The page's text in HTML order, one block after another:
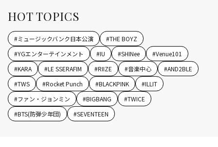
HOT TOPICS
#ミュージックバンク日本公演 #THE BOYZ
#YGエンターテインメント #IU #SHINee #Venue101
#KARA #LE SSERAFIM #RIIZE #音楽中心 #AND2BLE
#TWS #Rocket Punch #BLACKPINK #ILLIT
#ファン・ジョンミン #BIGBANG #TWICE
#BTS(防弾少年団) #SEVENTEEN